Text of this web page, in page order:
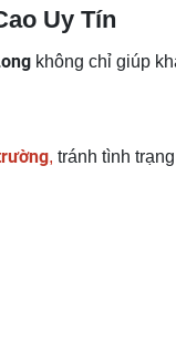
Uy Tín
không chỉ giúp
, tránh tình